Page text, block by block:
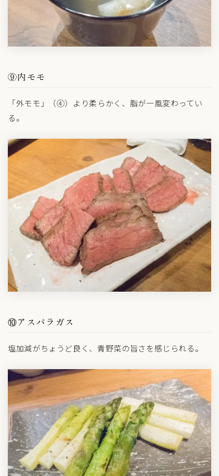
⑨内モモ
「外モモ」（④）より柔らかく、脂が一風変わってい
る。
⑩アスパラガス
塩加減がちょうど良く、青野菜の旨さを感じられる。